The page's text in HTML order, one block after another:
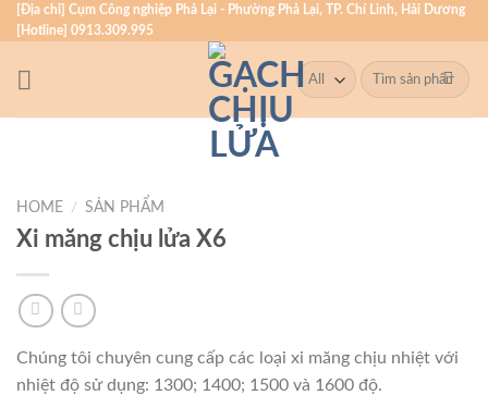
Skip
to
[Địa chỉ] Cụm Công nghiệp Phả Lại - Phường Phả Lại, TP. Chí Linh, Hải Dương
[Hotline] 0913.309.995
Search
for:
HOME / SẢN PHẨM
Xi măng chịu lửa X6
Chúng tôi chuyên cung cấp các loại xi măng chịu nhiệt với
nhiệt độ sử dụng: 1300; 1400; 1500 và 1600 độ.